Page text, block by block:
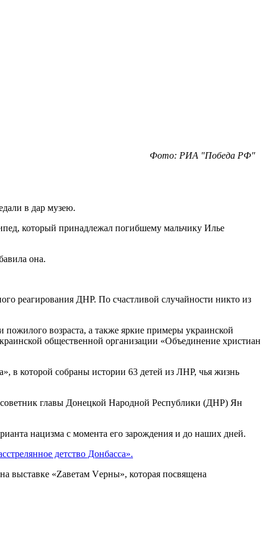
Фото: РИА "Победа РФ"
в дар музею.
который принадлежал погибшему мальчику Илье
она.
реагирования ДНР. По счастливой случайности никто из
возраста, а также яркие примеры украинской
общественной организации «Объединение христиан
в которой собраны истории 63 детей из ЛНР, чья жизнь
главы Донецкой Народной Республики (ДНР) Ян
нацизма с момента его зарождения и до наших дней.
детство Донбасса».
выставке «Zаветам Vерны», которая посвящена